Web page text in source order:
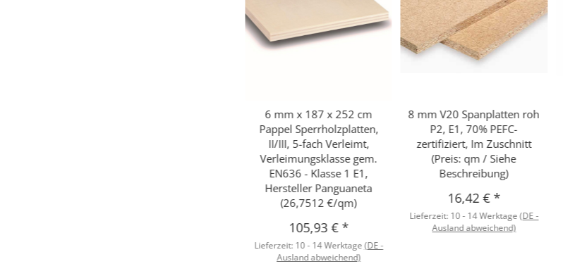
6 mm x 187 x 252 cm
Pappel Sperrholzplatten,
II/III, 5-fach Verleimt,
Verleimungsklasse gem.
EN636 - Klasse 1 E1,
Hersteller Panguaneta
(26,7512 €/qm)
105,93 € *
Lieferzeit: 10 - 14 Werktage(DE -
Ausland abweichend)
8 mm V20 Spanplatten roh
P2, E1, 70% PEFC-
zertifiziert, Im Zuschnitt
(Preis: qm / Siehe
Beschreibung)
16,42 € *
Lieferzeit: 10 - 14 Werktage(DE -
Ausland abweichend)